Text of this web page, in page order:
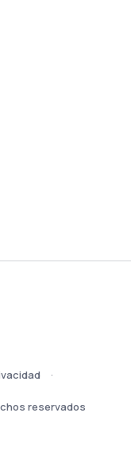
reservados